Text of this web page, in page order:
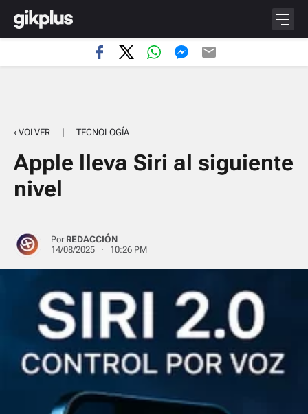
‹ VOLVER | TECNOLOGÍA
Apple lleva Siri al siguiente
nivel
Por REDACCIÓN
14/08/2025 · 10:26 PM